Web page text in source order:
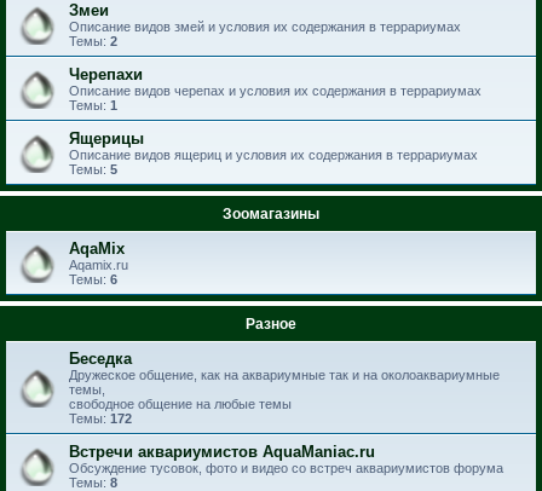
Змеи
Описание видов змей и условия их содержания в террариумах
Темы: 2
Черепахи
Описание видов черепах и условия их содержания в террариумах
Темы: 1
Ящерицы
Описание видов ящериц и условия их содержания в террариумах
Темы: 5
Зоомагазины
AqaMix
Aqamix.ru
Темы: 6
Разное
Беседка
Дружеское общение, как на аквариумные так и на околоаквариумные
темы,
свободное общение на любые темы
Темы: 172
Встречи аквариумистов AquaManiac.ru
Обсуждение тусовок, фото и видео со встреч аквариумистов форума
Темы: 8